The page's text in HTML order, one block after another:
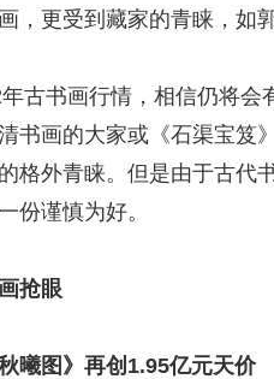
，更受到藏家的青睐，如
书画行情，相信仍将会
书画的大家或《石渠宝笈
格外青睐。但是由于古代
份谨慎为好。
抢眼
图》再创1.95亿元天价